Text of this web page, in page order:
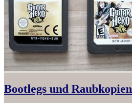
Bootlegs und Raubkopien